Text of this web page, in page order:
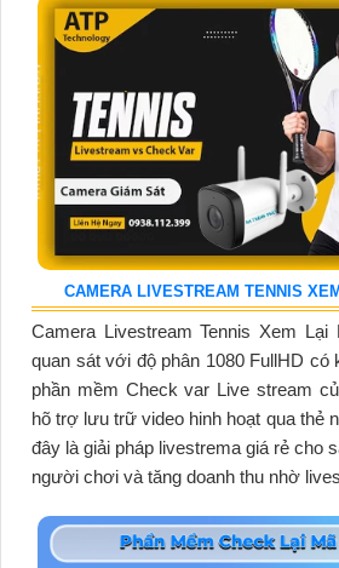
CAMERA LIVESTREAM TENNIS
Camera Livestream Tennis Xem Lại
quan sát với độ phân 1080 FullHD có
phần mềm Check var Live stream
hõ trợ lưu trữ video hinh hoạt qua thẻ
đây là giải pháp livestrema giá rẻ cho
người chơi và tăng doanh thu nhờ